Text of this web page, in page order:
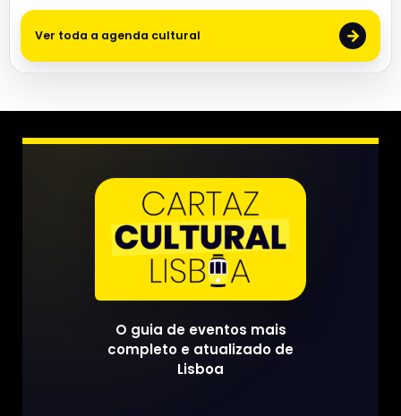
Ver toda a agenda cultural →
O guia de eventos mais
completo e atualizado de
Lisboa